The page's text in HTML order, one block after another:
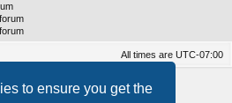
to ensure you get the
All times are UTC-07:00
® Forum Software © phpBB Limited